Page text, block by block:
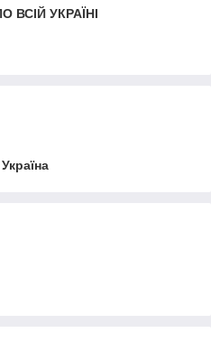
ВСІЙ УКРАЇНІ
Україна